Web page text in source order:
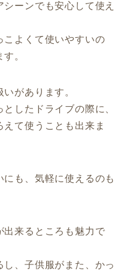
ーンでも安心して使え
こよくて使いやすいの
。
があります。
したドライブの際に、
て使うことも出来ま
にも、気軽に使えるのも
出来るところも魅力で
、子供服がまた、かっ